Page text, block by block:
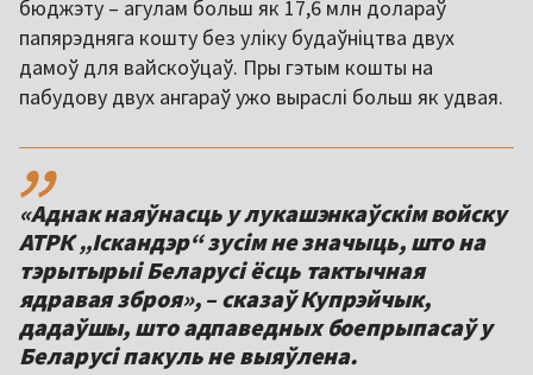
бюджэту – агулам больш як 17,6 млн долараў
папярэдняга кошту без уліку будаўніцтва двух
дамоў для вайскоўцаў. Пры гэтым кошты на
пабудову двух ангараў ужо выраслі больш як удвая.
,,
«Аднак наяўнасць у лукашэнкаўскім войску
АТРК „Іскандэр“ зусім не значыць, што на
тэрытырыі Беларусі ёсць тактычная
ядравая зброя», – сказаў Купрэйчык,
дадаўшы, што адпаведных боепрыпасаў у
Беларусі пакуль не выяўлена.